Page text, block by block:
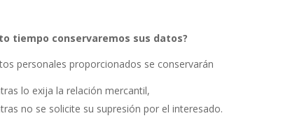
tiempo conservaremos sus datos?
personales proporcionados se conservarán
lo exija la relación mercantil,
no se solicite su supresión por el interesado.